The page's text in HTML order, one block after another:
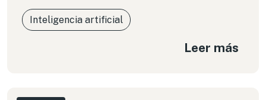
Inteligencia artificial
Leer más